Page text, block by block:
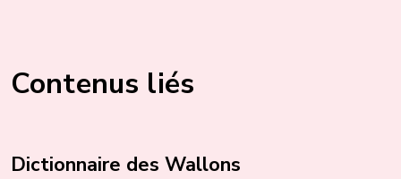
Contenus liés
Dictionnaire des Wallons